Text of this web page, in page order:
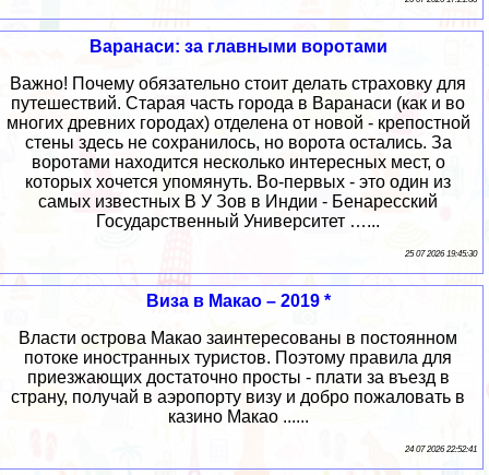
Варанаси: за главными воротами
Важно! Почему обязательно стоит делать страховку для
путешествий. Старая часть города в Варанаси (как и во
многих древних городах) отделена от новой - крепостной
стены здесь не сохранилось, но ворота остались. За
воротами находится несколько интересных мест, о
которых хочется упомянуть. Во-первых - это один из
самых известных В У Зов в Индии - Бенаресский
Государственный Университет …...
25 07 2026 19:45:30
Виза в Макао – 2019 *
Власти острова Макао заинтересованы в постоянном
потоке иностранных туристов. Поэтому правила для
приезжающих достаточно просты - плати за въезд в
страну, получай в аэропорту визу и добро пожаловать в
казино Макао ......
24 07 2026 22:52:41